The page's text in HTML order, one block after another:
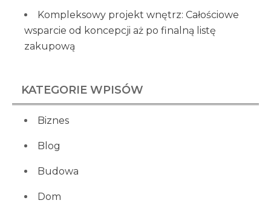
Kompleksowy projekt wnętrz: Całościowe
wsparcie od koncepcji aż po finalną listę
zakupową
KATEGORIE WPISÓW
Biznes
Blog
Budowa
Dom